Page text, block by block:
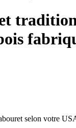
selon votre